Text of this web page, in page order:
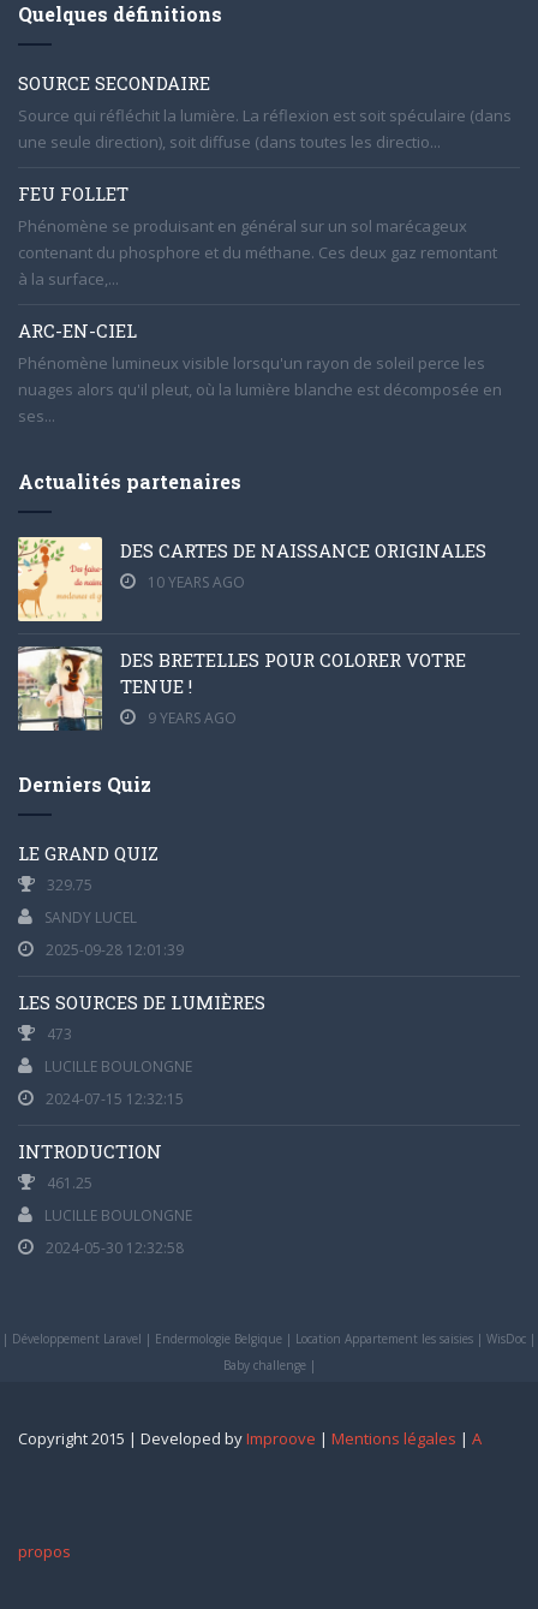
Quelques définitions
SOURCE SECONDAIRE
Source qui réfléchit la lumière. La réflexion est soit spéculaire (dans
une seule direction), soit diffuse (dans toutes les directio...
FEU FOLLET
Phénomène se produisant en général sur un sol marécageux
contenant du phosphore et du méthane. Ces deux gaz remontant
à la surface,...
ARC-EN-CIEL
Phénomène lumineux visible lorsqu'un rayon de soleil perce les
nuages alors qu'il pleut, où la lumière blanche est décomposée en
ses...
Actualités partenaires
DES CARTES DE NAISSANCE ORIGINALES
10 YEARS AGO
DES BRETELLES POUR COLORER VOTRE
TENUE !
9 YEARS AGO
Derniers Quiz
LE GRAND QUIZ
329.75
SANDY LUCEL
2025-09-28 12:01:39
LES SOURCES DE LUMIÈRES
473
LUCILLE BOULONGNE
2024-07-15 12:32:15
INTRODUCTION
461.25
LUCILLE BOULONGNE
2024-05-30 12:32:58
| Développement Laravel | Endermologie Belgique | Location Appartement les saisies | WisDoc |
Baby challenge|
Copyright 2015 | Developed byImproove | Mentions légales | A
propos